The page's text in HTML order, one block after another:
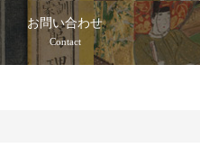
お問い合わせ
Contact